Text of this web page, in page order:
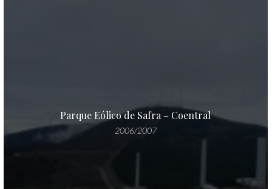
Parque Eólico de Safra – Coentral
2006/2007